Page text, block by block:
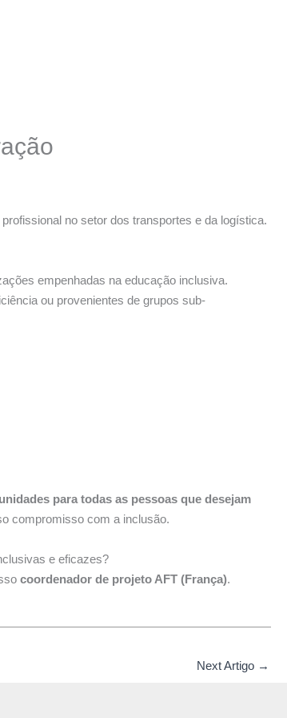
no setor dos transportes e da logística.
empenhadas na educação inclusiva.
ou provenientes de grupos sub-
para todas as pessoas que desejam
compromisso com a inclusão.
e eficazes?
coordenador de projeto AFT (França).
Next Artigo →